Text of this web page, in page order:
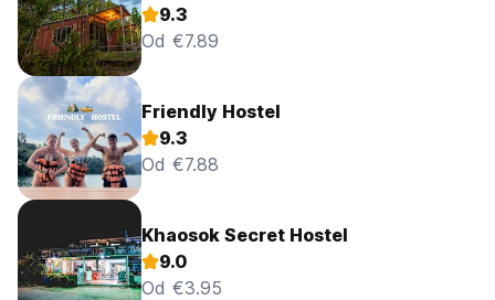
9.3
Od €7.89
Friendly Hostel
9.3
Od €7.88
Khaosok Secret Hostel
9.0
Od €3.95